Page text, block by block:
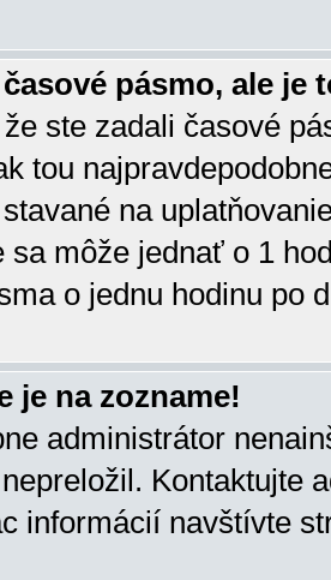
pásmo, ale je
ste zadali časové
tou
na
sa môže jednať o 1
o jednu hodinu po
je na zozname!
administrátor
Kontaktujte
informácií navštívte